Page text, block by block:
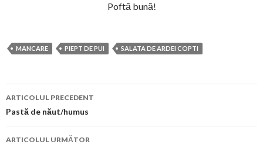
Poftă bună!
MANCARE PIEPT DE PUI SALATA DE ARDEI COPTI
Navigare
în
articol
ARTICOLUL PRECEDENT
Pastă de năut/humus
ARTICOLUL URMĂTOR